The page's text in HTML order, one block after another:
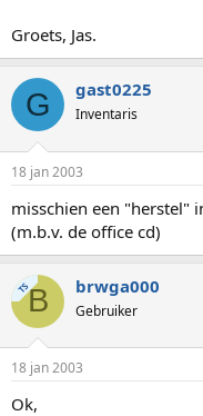
Groets, Jas.
G gast0225
Inventaris
18 jan 2003
misschien een "herstel"
(m.b.v. de office cd)
TSB brwga000
Gebruiker
18 jan 2003
Ok,